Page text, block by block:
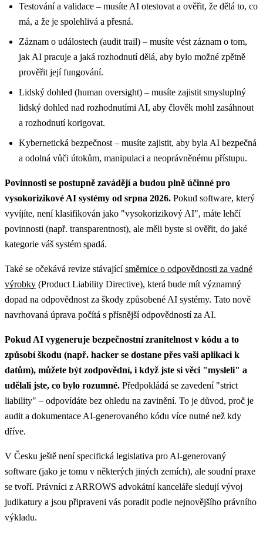
Testování a validace – musíte AI otestovat a ověřit, že dělá to, co
má, a že je spolehlivá a přesná.
Záznam o událostech (audit trail) – musíte vést záznam o tom,
jak AI pracuje a jaká rozhodnutí dělá, aby bylo možné zpětně
prověřit její fungování.
Lidský dohled (human oversight) – musíte zajistit smysluplný
lidský dohled nad rozhodnutími AI, aby člověk mohl zasáhnout
a rozhodnutí korigovat.
Kybernetická bezpečnost – musíte zajistit, aby byla AI bezpečná
a odolná vůči útokům, manipulaci a neoprávněnému přístupu.
Povinnosti se postupně zavádějí a budou plně účinné pro
vysokorizikové AI systémy od srpna 2026. Pokud software, který
vyvíjíte, není klasifikován jako "vysokorizikový AI", máte lehčí
povinnosti (např. transparentnost), ale měli byste si ověřit, do jaké
kategorie váš systém spadá.
Také se očekává revize stávajícísměrnice o odpovědnosti za vadné
výrobky (Product Liability Directive), která bude mít významný
dopad na odpovědnost za škody způsobené AI systémy. Tato nově
navrhovaná úprava počítá s přísnější odpovědností za AI.
Pokud AI vygeneruje bezpečnostní zranitelnost v kódu a to
způsobí škodu (např. hacker se dostane přes vaši aplikaci k
datům), můžete být zodpovědní, i když jste si věci "mysleli" a
udělali jste, co bylo rozumné. Předpokládá se zavedení "strict
liability" – odpovídáte bez ohledu na zavinění. To je důvod, proč je
audit a dokumentace AI-generovaného kódu více nutné než kdy
dříve.
V Česku ještě není specifická legislativa pro AI-generovaný
software (jako je tomu v některých jiných zemích), ale soudní praxe
se tvoří. Právníci z ARROWS advokátní kanceláře sledují vývoj
judikatury a jsou připraveni vás poradit podle nejnovějšího právního
výkladu.